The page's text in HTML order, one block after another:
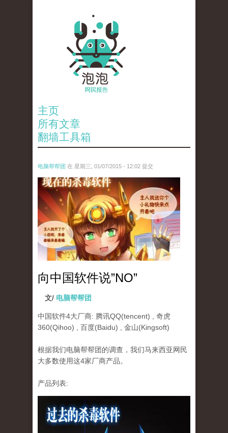
主页
所有文章
翻墙工具箱
电脑帮帮团 在 星期三, 01/07/2015 - 12:02 提交
virus.jpg
向中国软件说”NO”
文/ 电脑帮帮团
中国软件4大厂商: 腾讯QQ(tencent) , 奇虎
360(Qihoo) , 百度(Baidu) , 金山(Kingsoft)
根据我们电脑帮帮团的调查，我们马来西亚网民
大多数使用这4家厂商产品。
产品列表:
china.jpg